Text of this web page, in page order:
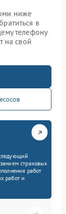
ниже
в
телефону
на свой
страховых
работ
работ и